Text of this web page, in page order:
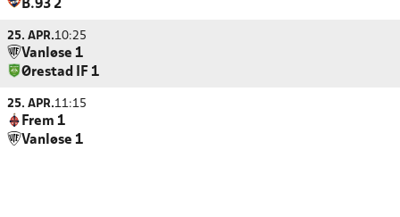
B.93 2
25. APR.10:25
Vanløse 1
Ørestad IF 1
25. APR.11:15
Frem 1
Vanløse 1